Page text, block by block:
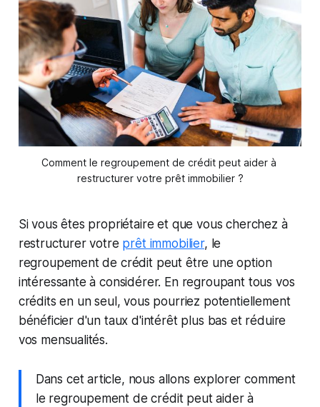
Comment le regroupement de crédit peut aider à
restructurer votre prêt immobilier ?
Si vous êtes propriétaire et que vous cherchez à
restructurer votre prêt immobilier, le
regroupement de crédit peut être une option
intéressante à considérer. En regroupant tous vos
crédits en un seul, vous pourriez potentiellement
bénéficier d'un taux d'intérêt plus bas et réduire
vos mensualités.
Dans cet article, nous allons explorer comment
le regroupement de crédit peut aider à